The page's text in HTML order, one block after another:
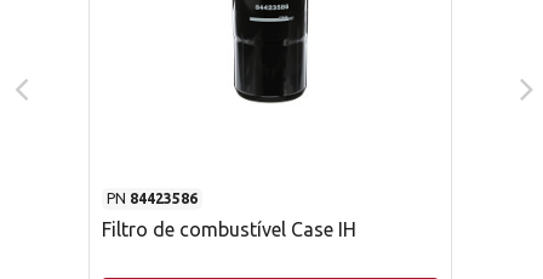
PN 84423586
Filtro de combustível Case IH